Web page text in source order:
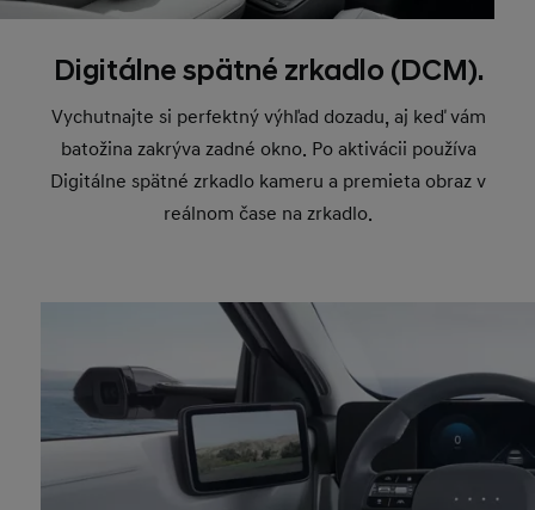
Digitálne spätné zrkadlo (DCM).
Vychutnajte si perfektný výhľad dozadu, aj keď vám
batožina zakrýva zadné okno. Po aktivácii používa
Digitálne spätné zrkadlo kameru a premieta obraz v
reálnom čase na zrkadlo.